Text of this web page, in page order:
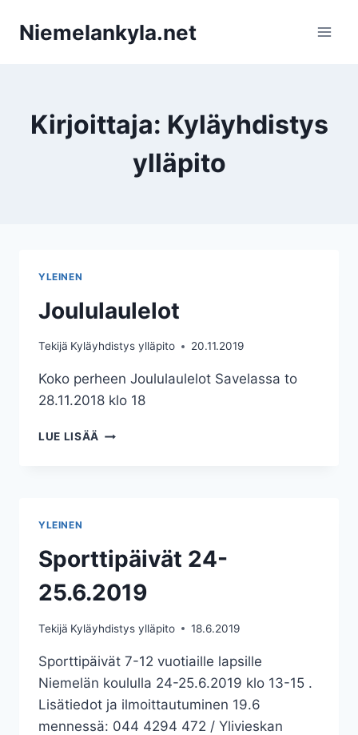
sisältöön
Niemelankyla.net
Kirjoittaja: Kyläyhdistys
ylläpito
YLEINEN
Joululaulelot
Tekijä Kyläyhdistys ylläpito 20.11.2019
Koko perheen Joululaulelot Savelassa to
28.11.2018 klo 18
LUE LISÄÄ JOULULAULELOT
YLEINEN
Sporttipäivät 24-
25.6.2019
Tekijä Kyläyhdistys ylläpito 18.6.2019
Sporttipäivät 7-12 vuotiaille lapsille
Niemelän koululla 24-25.6.2019 klo 13-15 .
Lisätiedot ja ilmoittautuminen 19.6
mennessä: 044 4294 472 / Ylivieskan